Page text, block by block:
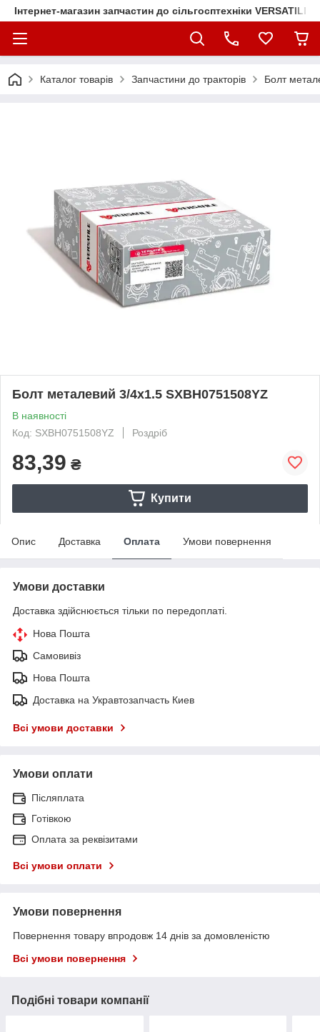
Інтернет-магазин запчастин до сільгосптехніки VERSATILE
Каталог товарів Запчастини до тракторів Болт
Болт металевий 3/4х1.5 SXBH0751508YZ
В наявності
Код: SXBH0751508YZ
Роздріб
83,39 ₴
Купити
Опис Доставка Оплата Умови повернення
Умови доставки
Доставка здійснюється тільки по передоплаті.
Нова Пошта
Самовивіз
Нова Пошта
Доставка на Укравтозапчасть Киев
Всі умови доставки
Умови оплати
Післяплата
Готівкою
Оплата за реквізитами
Всі умови оплати
Умови повернення
Повернення товару впродовж 14 днів за домовленістю
Всі умови повернення
Подібні товари компанії